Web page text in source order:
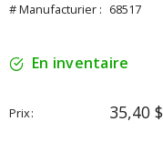
# Manufacturier : 68517
En inventaire
Prix 35,40 $